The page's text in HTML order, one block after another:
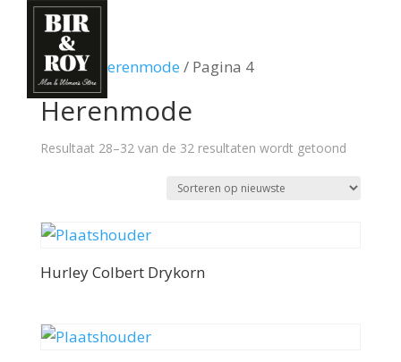
Home/ Herenmode / Pagina 4
Herenmode
Resultaat 28–32 van de 32 resultaten wordt getoond
Hurley Colbert Drykorn